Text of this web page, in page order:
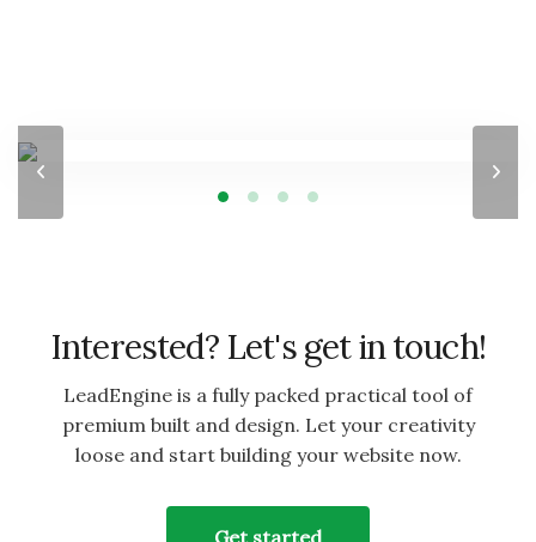
Interested? Let's get in touch!
LeadEngine is a fully packed practical tool of
premium built and design. Let your creativity
loose and start building your website now.
Get started